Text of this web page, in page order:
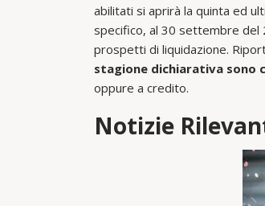
abilitati si aprirà la quinta ed
specifico, al 30 settembre del
prospetti di liquidazione.
stagione dichiarativa sono
oppure a credito.
Notizie